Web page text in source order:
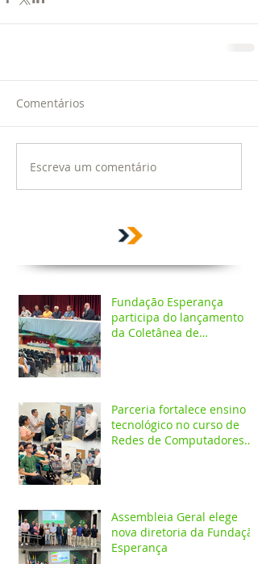
Comentários
Escreva um comentário
Fundação Esperança
participa do lançamento
da Coletânea de
ambiente
Parceria fortalece ensino
tecnológico no curso de
Redes de Computadores
Assembleia Geral elege
nova diretoria da Fundação
Esperança